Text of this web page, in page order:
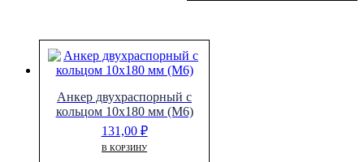
Анкер двухраспорный с
кольцом 10х180 мм (М6)
131,00 ₽
В КОРЗИНУ